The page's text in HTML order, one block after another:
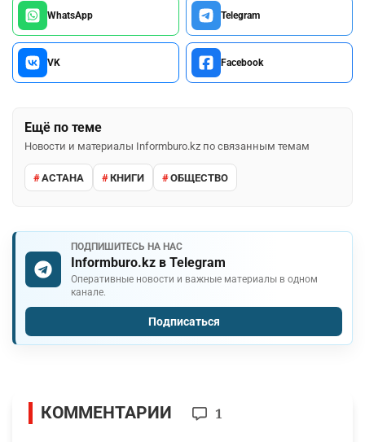
WhatsApp Telegram
VK Facebook
Ещё по теме
Новости и материалы Informburo.kz по связанным темам
АСТАНА КНИГИ ОБЩЕСТВО
ПОДПИШИТЕСЬ НА НАС
Informburo.kz в Telegram
Оперативные новости и важные материалы в одном
канале.
Подписаться
КОММЕНТАРИИ 1